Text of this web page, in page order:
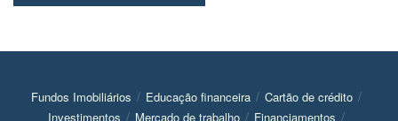
Fundos Imobiliários Educação financeira
Cartão de crédito
Investimentos
Mercado de trabalho Financiamentos